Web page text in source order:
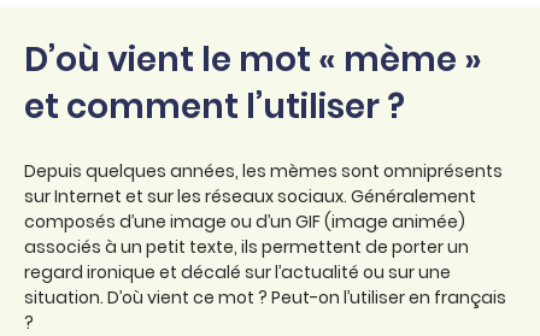
D’où vient le mot « mème »
et comment l’utiliser ?
Depuis quelques années, les mèmes sont omniprésents
sur Internet et sur les réseaux sociaux. Généralement
composés d’une image ou d’un GIF (image animée)
associés à un petit texte, ils permettent de porter un
regard ironique et décalé sur l’actualité ou sur une
situation. D’où vient ce mot ? Peut-on l’utiliser en français
?